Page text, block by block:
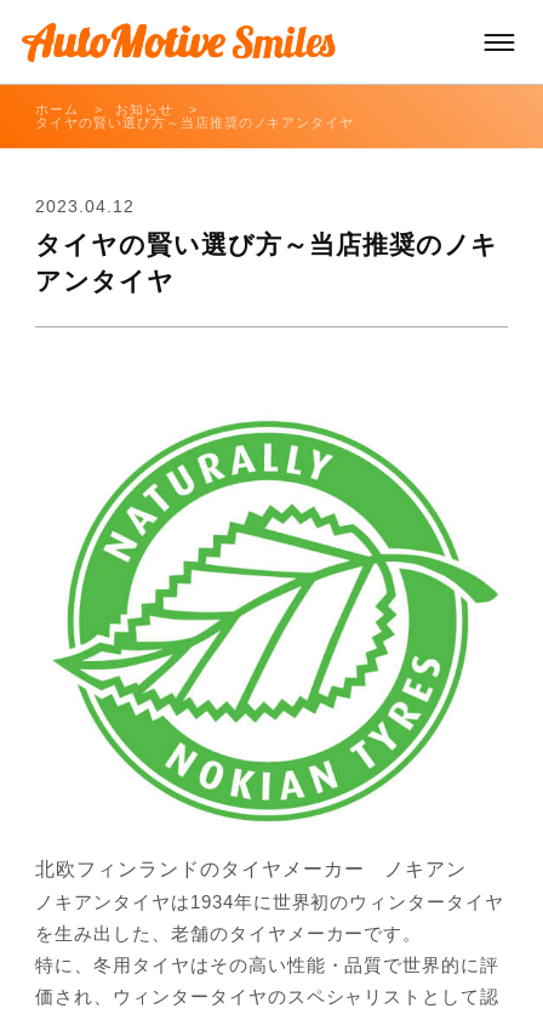
TOP
車両販売
お知らせ
ホーム
お知らせ
タイヤの賢い選び方～当店推奨のノキアンタイヤ
2023.04.12
タイヤの賢い選び方～当店推奨のノキ
アンタイヤ
北欧フィンランドのタイヤメーカー ノキアン
ノキアンタイヤは1934年に世界初のウィンタータイヤ
を生み出した、老舗のタイヤメーカーです。
特に、冬用タイヤはその高い性能・品質で世界的に評
価され、ウィンタータイヤのスペシャリストとして認